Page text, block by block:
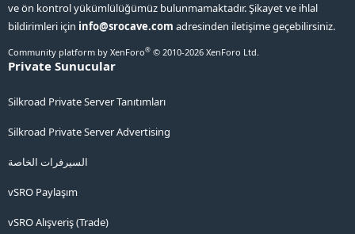
ve ön kontrol yükümlülüğümüz bulunmamaktadır. Şikayet ve ihlal
bildirimleri için info@srocave.com adresinden iletişime geçebilirsiniz.
Community platform by XenForo® © 2010-2026 XenForo Ltd.
Private Sunucular
Silkroad Private Server Tanıtımları
Silkroad Private Server Advertising
السيرفرات الخاصة
vSRO Paylaşım
vSRO Alışveriş (Trade)